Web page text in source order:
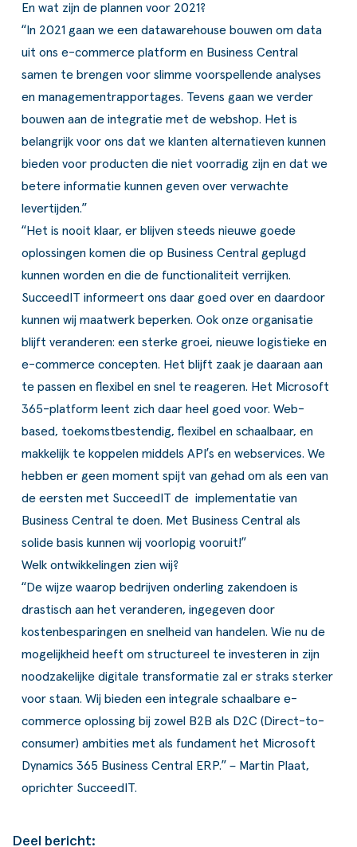
En wat zijn de plannen voor 2021?
“In 2021 gaan we een datawarehouse bouwen om data
uit ons e-commerce platform en Business Central
samen te brengen voor slimme voorspellende analyses
en managementrapportages. Tevens gaan we verder
bouwen aan de integratie met de webshop. Het is
belangrijk voor ons dat we klanten alternatieven kunnen
bieden voor producten die niet voorradig zijn en dat we
betere informatie kunnen geven over verwachte
levertijden.”
“Het is nooit klaar, er blijven steeds nieuwe goede
oplossingen komen die op Business Central geplugd
kunnen worden en die de functionaliteit verrijken.
SucceedIT informeert ons daar goed over en daardoor
kunnen wij maatwerk beperken. Ook onze organisatie
blijft veranderen: een sterke groei, nieuwe logistieke en
e-commerce concepten. Het blijft zaak je daaraan aan
te passen en flexibel en snel te reageren. Het Microsoft
365-platform leent zich daar heel goed voor. Web-
based, toekomstbestendig, flexibel en schaalbaar, en
makkelijk te koppelen middels API’s en webservices. We
hebben er geen moment spijt van gehad om als een van
de eersten met SucceedIT de implementatie van
Business Central te doen. Met Business Central als
solide basis kunnen wij voorlopig vooruit!”
Welk ontwikkelingen zien wij?
“De wijze waarop bedrijven onderling zakendoen is
drastisch aan het veranderen, ingegeven door
kostenbesparingen en snelheid van handelen. Wie nu de
mogelijkheid heeft om structureel te investeren in zijn
noodzakelijke digitale transformatie zal er straks sterker
voor staan. Wij bieden een integrale schaalbare e-
commerce oplossing bij zowel B2B als D2C (Direct-to-
consumer) ambities met als fundament het Microsoft
Dynamics 365 Business Central ERP.” – Martin Plaat,
oprichter SucceedIT.
Deel bericht: